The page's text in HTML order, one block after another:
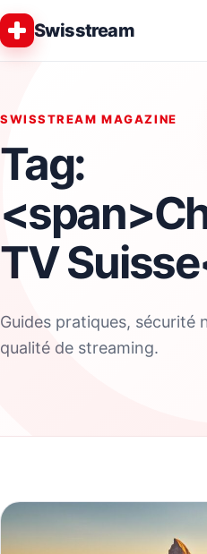
Swisstream
SWISSTREAM MAGAZINE
Tag:
TV
Guides pratiques, sécurité
qualité de streaming.